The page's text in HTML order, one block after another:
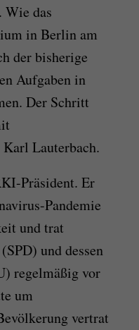
das
in Berlin am
der bisherige
Aufgaben in
Der Schritt
Lauterbach.
Präsident. Er
Pandemie
und trat
und dessen
regelmäßig vor
um
vertrat